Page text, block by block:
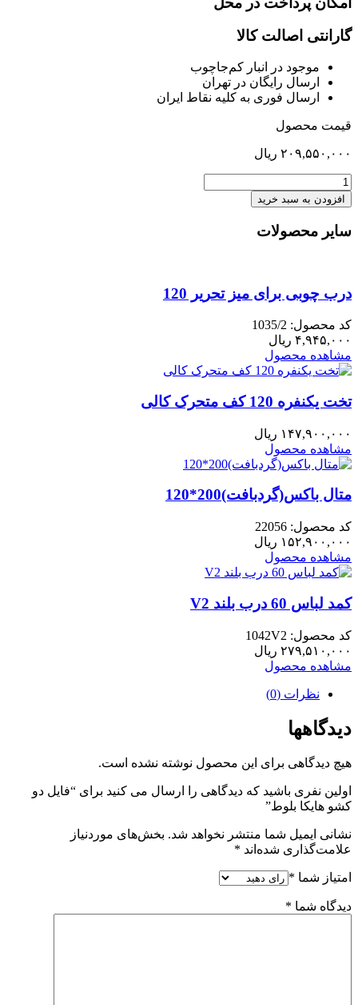
گارانتی اصالت کالا
موجود در انبار کم‌‌جاچوب
ارسال رایگان در تهران
ارسال فوری به کلیه نقاط ایران
قیمت محصول
۲۰۹,۵۵۰,۰۰۰ ریال
فایل
دو
کشو
هایکا
بلوط
افزودن به سبد خرید
سایر محصولات
درب چوبی برای میز تحریر 120
کد محصول: 1035/2
۴,۹۴۵,۰۰۰ ریال
مشاهده محصول
تخت یکنفره 120 کف متحرک کالی
۱۴۷,۹۰۰,۰۰۰ ریال
مشاهده محصول
متال باکس(گردبافت)200*120
کد محصول: 22056
۱۵۲,۹۰۰,۰۰۰ ریال
مشاهده محصول
کمد لباس 60 درب بلند V2
کد محصول: 1042V2
۲۷۹,۵۱۰,۰۰۰ ریال
مشاهده محصول
نظرات (0)
دیدگاهها
هیچ دیدگاهی برای این محصول نوشته نشده است.
اولین نفری باشید که دیدگاهی را ارسال می کنید برای “فایل دو
کشو هایکا بلوط”
نشانی ایمیل شما منتشر نخواهد شد. بخش‌های موردنیاز
علامت‌گذاری شده‌اند *
امتیاز شما *
دیدگاه شما *